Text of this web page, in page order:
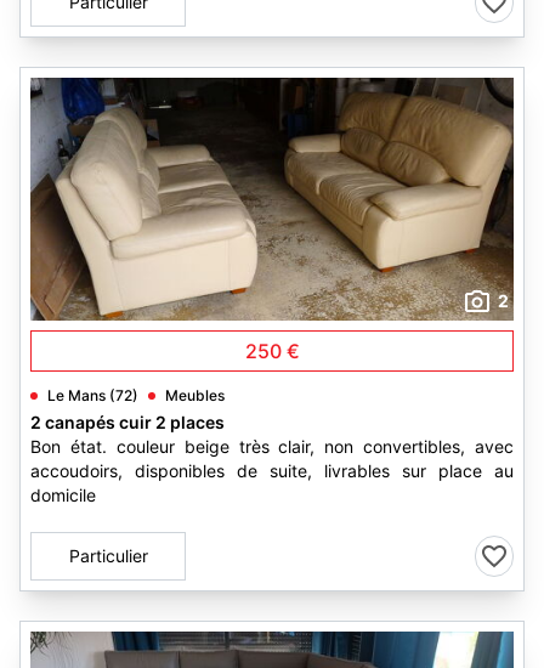
2
250 €
Le Mans (72) Meubles
2 canapés cuir 2 places
Bon état. couleur beige très clair, non convertibles, avec
accoudoirs, disponibles de suite, livrables sur place au
domicile
Particulier